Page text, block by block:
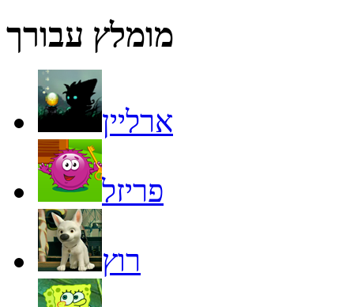
מומלץ עבורך
ארליין
פריזל
רוץ